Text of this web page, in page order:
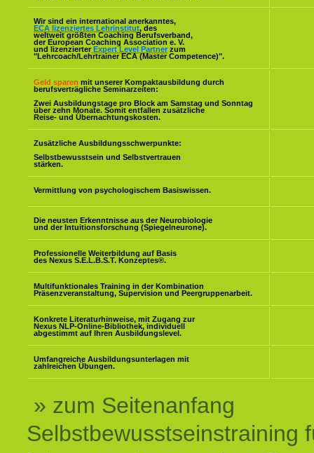
Wir sind ein international anerkanntes,
ECA lizenziertes Lehrinstitut, des
weltweit größten Coaching Berufsverband,
der European Coaching Association e. V.
und lizenzierter Expert Level Partner zum
"Lehrcoach/Lehrtrainer ECA (Master Competence)".
Geld sparen mit unserer Kompaktausbildung durch
berufsverträgliche Seminarzeiten:
Zwei Ausbildungstage pro Block am Samstag und Sonntag
über zehn Monate. Somit entfallen zusätzliche
Reise- und Übernachtungskosten.
Zusätzliche Ausbildungsschwerpunkte:
Selbstbewusstsein und Selbstvertrauen
stärken.
Vermittlung von psychologischem Basiswissen.
Die neusten Erkenntnisse aus der Neurobiologie
und der Intuitionsforschung (Spiegelneurone).
Professionelle Weiterbildung auf Basis
des Nexus S.E.L.B.S.T. Konzeptes®.
Multifunktionales Training in der Kombination
Präsenzveranstaltung, Supervision und Peergruppenarbeit.
Konkrete Literaturhinweise, mit Zugang zur
Nexus NLP-Online-Bibliothek, individuell
abgestimmt auf Ihren Ausbildungslevel.
Umfangreiche Ausbildungsunterlagen mit
zahlreichen Übungen.
» zum Seitenanfang
Selbstbewusstseinstraining